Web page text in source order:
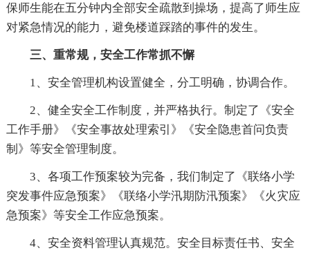
保师生能在五分钟内全部安全疏散到操场，提高了师生应
对紧急情况的能力，避免楼道踩踏的事件的发生。
三、重常规，安全工作常抓不懈
1、安全管理机构设置健全，分工明确，协调合作。
2、健全安全工作制度，并严格执行。制定了《安全
工作手册》《安全事故处理索引》《安全隐患首问负责
制》等安全管理制度。
3、各项工作预案较为完备，我们制定了《联络小学
突发事件应急预案》《联络小学汛期防汛预案》《火灾应
急预案》等安全工作应急预案。
4、安全资料管理认真规范。安全目标责任书、安全